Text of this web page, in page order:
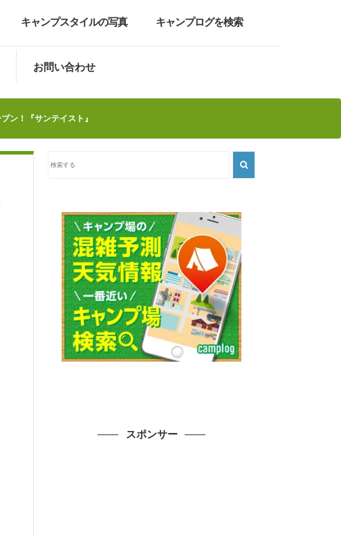
キャンプスタイルの写真 キャンプログを検索
お問い合わせ
ン！『サンテイスト』
スポンサー